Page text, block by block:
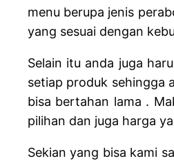
menu berupa jenis
yang sesuai dengan
Selain itu anda juga
setiap produk sehingga
bisa bertahan lama .
pilihan dan juga harga
Sekian yang bisa kami